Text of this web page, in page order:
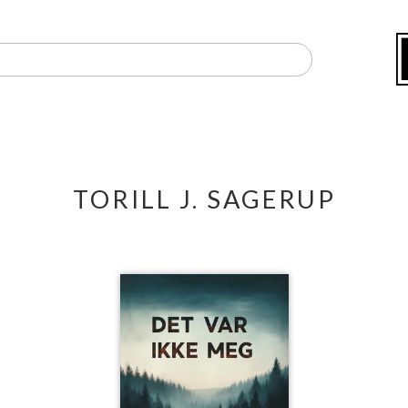
TORILL J. SAGERUP